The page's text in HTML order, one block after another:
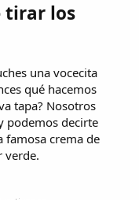
tirar los
una vocecita
qué hacemos
tapa? Nosotros
podemos decirte
famosa crema de
verde.